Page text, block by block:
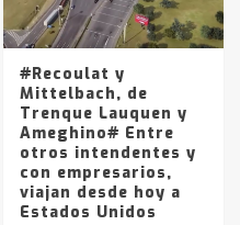
YPF hasta Axion
pesos
#Recoulat y
Mittelbach, de
Trenque Lauquen y
Ameghino# Entre
otros intendentes y
con empresarios,
viajan desde hoy a
Estados Unidos